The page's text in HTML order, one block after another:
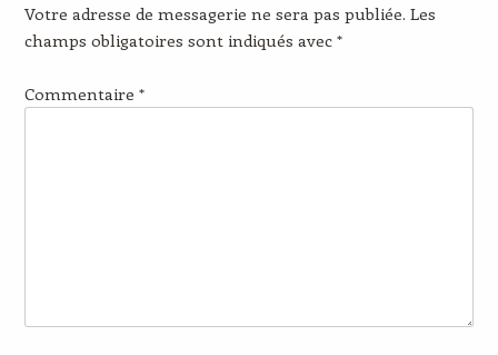
Votre adresse de messagerie ne sera pas publiée. Les
champs obligatoires sont indiqués avec *
Commentaire *